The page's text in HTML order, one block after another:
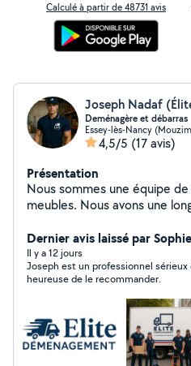
Calculé à partir de 48731 avis
Joseph Nadaf
Deménagère et débarras
Essey-lès-Nancy
4,5/5 (17 avis)
Présentation
Nous sommes une équipe
meubles. Nous avons une
Dernier avis laissé par
Il y a 12 jours
Joseph est un professionnel
heureuse de le recommander.